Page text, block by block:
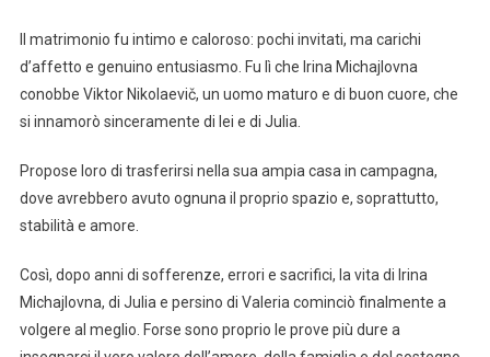
Il matrimonio fu intimo e caloroso: pochi invitati, ma carichi
d’affetto e genuino entusiasmo. Fu lì che Irina Michajlovna
conobbe Viktor Nikolaevič, un uomo maturo e di buon cuore, che
si innamorò sinceramente di lei e di Julia.
Propose loro di trasferirsi nella sua ampia casa in campagna,
dove avrebbero avuto ognuna il proprio spazio e, soprattutto,
stabilità e amore.
Così, dopo anni di sofferenze, errori e sacrifici, la vita di Irina
Michajlovna, di Julia e persino di Valeria cominciò finalmente a
volgere al meglio. Forse sono proprio le prove più dure a